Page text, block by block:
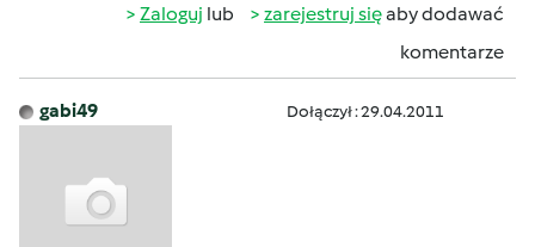
Zaloguj lub zarejestruj sięaby dodawać
komentarze
gabi49 Dołączył : 29.04.2011